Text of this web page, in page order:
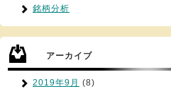
銘柄分析
アーカイブ
2019年9月 (8)